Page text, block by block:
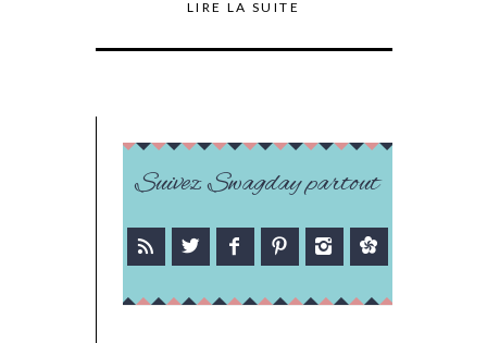
LIRE LA SUITE
Suivez Swagday partout